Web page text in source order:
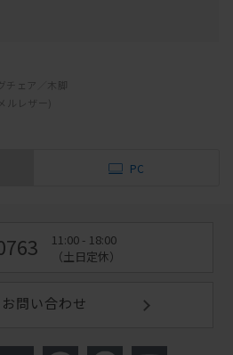
チェア／木脚
ルレザー)
PC
11:00 - 18:00
（土日定休）
お問い合わせ